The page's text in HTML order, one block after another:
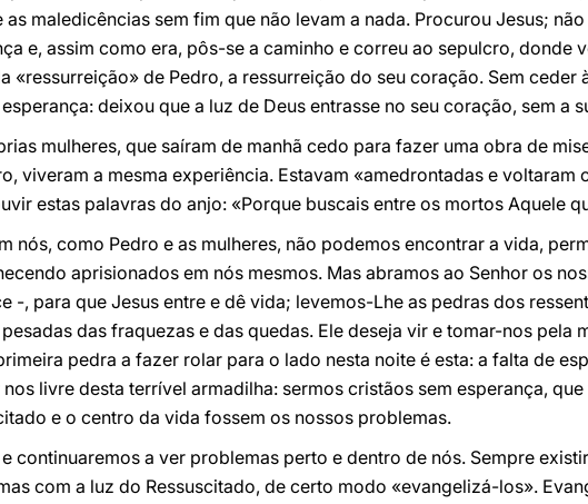
as maledicências sem fim que não levam a nada. Procurou Jesus;
e, assim como era, pôs-se a caminho e correu ao sepulcro, donde
«ressurreição» de Pedro, a ressurreição do seu coração. Sem ceder
deixou que a luz de Deus entrasse no seu coração, sem a
mulheres, que saíram de manhã cedo para fazer uma obra de
viveram a mesma experiência. Estavam «amedrontadas e
estas palavras do anjo: «Porque buscais entre os mortos Aquele
nós, como Pedro e as mulheres, não podemos encontrar a vida,
aprisionados em nós mesmos. Mas abramos ao Senhor os
-, para que Jesus entre e dê vida; levemos-Lhe as pedras dos
das fraquezas e das quedas. Ele deseja vir e tomar-nos pela
pedra a fazer rolar para o lado nesta noite é esta: a falta de
nos livre desta terrível armadilha: sermos cristãos sem esperança,
e o centro da vida fossem os nossos problemas.
continuaremos a ver problemas perto e dentro de nós. Sempre
com a luz do Ressuscitado, de certo modo «evangelizá-los».